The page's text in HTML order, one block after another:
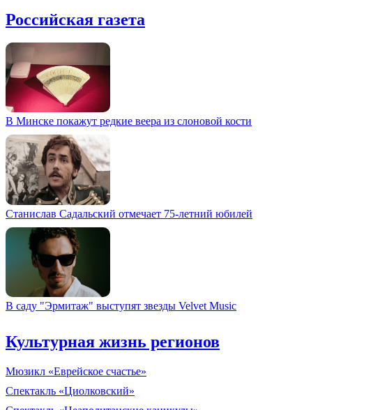
Российская газета
В Минске покажут редкие веера из слоновой кости
Станислав Садальский отмечает 75-летний юбилей
В саду "Эрмитаж" выступят звезды Velvet Music
Культурная жизнь регионов
Мюзикл «Еврейское счастье»
Спектакль «Циолковский»